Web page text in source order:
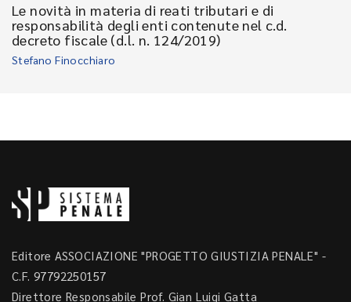
Le novità in materia di reati tributari e di
responsabilità degli enti contenute nel c.d.
decreto fiscale (d.l. n. 124/2019)
Stefano Finocchiaro
Editore ASSOCIAZIONE "PROGETTO GIUSTIZIA PENALE" -
C.F. 97792250157
Direttore Responsabile Prof. Gian Luigi Gatta